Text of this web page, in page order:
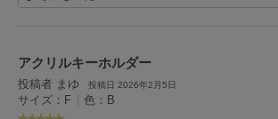
HUNTER
HOKA ONEONE
ホカ オネオネ
アクリルキーホルダー
投稿者 まゆ 投稿日 2026年2月5日
サイズ：F | 色：B